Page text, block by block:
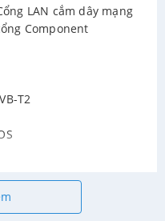
LAN cắm dây mạng
Component
T2